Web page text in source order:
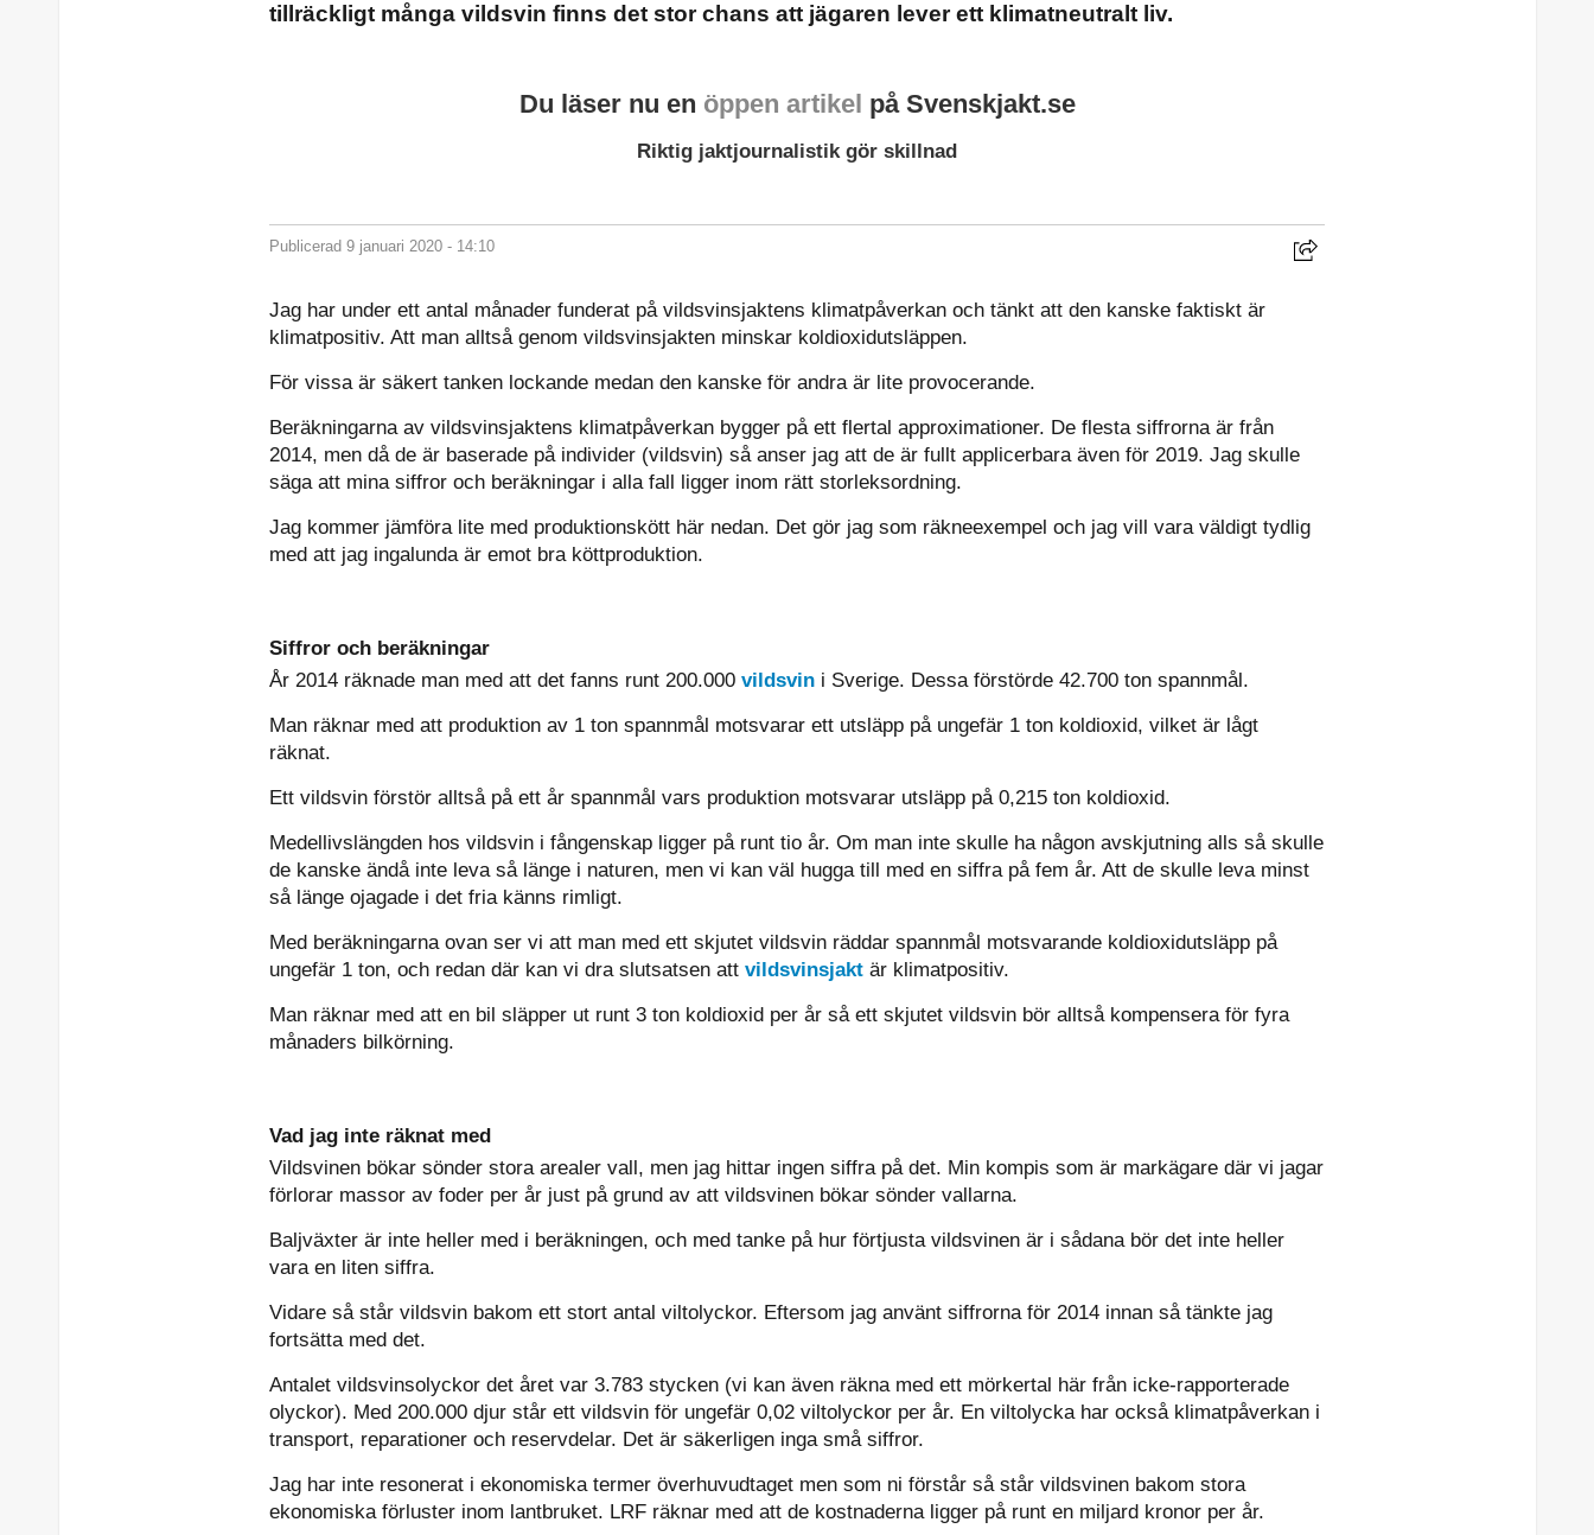
tillräckligt många vildsvin finns det stor chans att jägaren lever ett klimatneutralt liv.
Du läser nu en öppen artikel på Svenskjakt.se
Riktig jaktjournalistik gör skillnad
Publicerad 9 januari 2020 - 14:10
Jag har under ett antal månader funderat på vildsvinsjaktens klimatpåverkan och tänkt att den kanske faktiskt är
klimatpositiv. Att man alltså genom vildsvinsjakten minskar koldioxidutsläppen.
För vissa är säkert tanken lockande medan den kanske för andra är lite provocerande.
Beräkningarna av vildsvinsjaktens klimatpåverkan bygger på ett flertal approximationer. De flesta siffrorna är från
2014, men då de är baserade på individer (vildsvin) så anser jag att de är fullt applicerbara även för 2019. Jag skulle
säga att mina siffror och beräkningar i alla fall ligger inom rätt storleksordning.
Jag kommer jämföra lite med produktionskött här nedan. Det gör jag som räkneexempel och jag vill vara väldigt tydlig
med att jag ingalunda är emot bra köttproduktion.
Siffror och beräkningar
År 2014 räknade man med att det fanns runt 200.000 vildsvin i Sverige. Dessa förstörde 42.700 ton spannmål.
Man räknar med att produktion av 1 ton spannmål motsvarar ett utsläpp på ungefär 1 ton koldioxid, vilket är lågt
räknat.
Ett vildsvin förstör alltså på ett år spannmål vars produktion motsvarar utsläpp på 0,215 ton koldioxid.
Medellivslängden hos vildsvin i fångenskap ligger på runt tio år. Om man inte skulle ha någon avskjutning alls så skulle
de kanske ändå inte leva så länge i naturen, men vi kan väl hugga till med en siffra på fem år. Att de skulle leva minst
så länge ojagade i det fria känns rimligt.
Med beräkningarna ovan ser vi att man med ett skjutet vildsvin räddar spannmål motsvarande koldioxidutsläpp på
ungefär 1 ton, och redan där kan vi dra slutsatsen att vildsvinsjakt är klimatpositiv.
Man räknar med att en bil släpper ut runt 3 ton koldioxid per år så ett skjutet vildsvin bör alltså kompensera för fyra
månaders bilkörning.
Vad jag inte räknat med
Vildsvinen bökar sönder stora arealer vall, men jag hittar ingen siffra på det. Min kompis som är markägare där vi jagar
förlorar massor av foder per år just på grund av att vildsvinen bökar sönder vallarna.
Baljväxter är inte heller med i beräkningen, och med tanke på hur förtjusta vildsvinen är i sådana bör det inte heller
vara en liten siffra.
Vidare så står vildsvin bakom ett stort antal viltolyckor. Eftersom jag använt siffrorna för 2014 innan så tänkte jag
fortsätta med det.
Antalet vildsvinsolyckor det året var 3.783 stycken (vi kan även räkna med ett mörkertal här från icke-rapporterade
olyckor). Med 200.000 djur står ett vildsvin för ungefär 0,02 viltolyckor per år. En viltolycka har också klimatpåverkan i
transport, reparationer och reservdelar. Det är säkerligen inga små siffror.
Jag har inte resonerat i ekonomiska termer överhuvudtaget men som ni förstår så står vildsvinen bakom stora
ekonomiska förluster inom lantbruket. LRF räknar med att de kostnaderna ligger på runt en miljard kronor per år.